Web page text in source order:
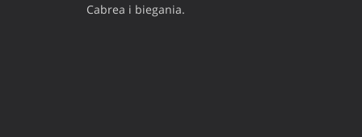
Cabrea i biegania.